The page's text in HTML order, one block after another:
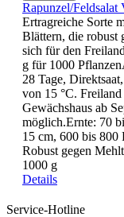
Rapunzel/Feldsalat
Ertragreiche Sorte
Blättern, die robust
sich für den
g für 1000
28 Tage,
von 15 °C.
Gewächshaus ab
möglich.Ernte: 70
15 cm, 600 bis 800
Robust gegen
1000 g
Details
Service-Hotline